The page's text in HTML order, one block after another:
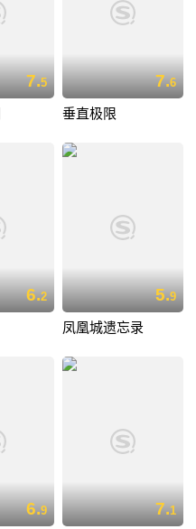
7.5 7.6
垂直极限
6.2 5.9
凤凰城遗忘录
6.9 7.1